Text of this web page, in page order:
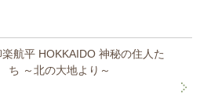
航平 HOKKAIDO 神秘の住人た
ち ～北の大地より～